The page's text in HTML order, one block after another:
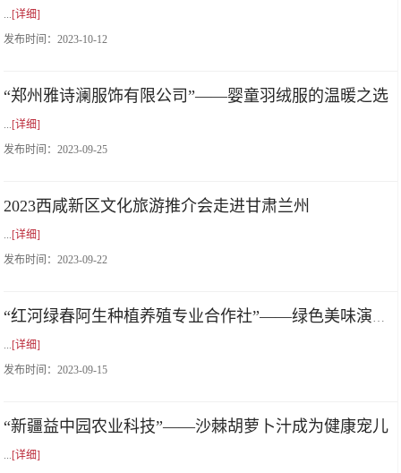
...[详细]
发布时间：2023-10-12
“郑州雅诗澜服饰有限公司”——婴童羽绒服的温暖之选
...[详细]
发布时间：2023-09-25
2023西咸新区文化旅游推介会走进甘肃兰州
...[详细]
发布时间：2023-09-22
...[详细]
发布时间：2023-09-15
“新疆益中园农业科技”——沙棘胡萝卜汁成为健康宠儿
...[详细]